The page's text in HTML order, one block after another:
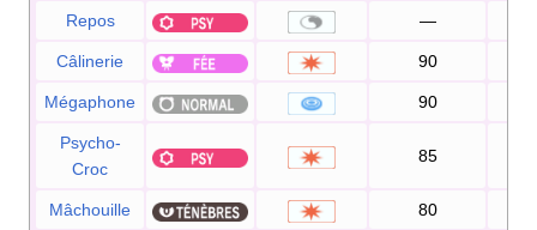
Repos —
Câlinerie 90
Mégaphone 90
Psycho-
Croc
85
Mâchouille 80